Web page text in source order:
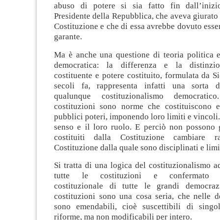
abuso di potere si sia fatto fin
Presidente della Repubblica, che aveva
Costituzione e che di essa avrebbe dovuto
garante.
Ma è anche una questione di teoria politica
democratica: la differenza e la
costituente e potere costituito, formulata da
secoli fa, rappresenta infatti una sorta
qualunque costituzionalismo
costituzioni sono norme che costituiscono
pubblici poteri, imponendo loro limiti e
senso e il loro ruolo. E perciò non possono
costituiti dalla Costituzione cambiare
Costituzione dalla quale sono disciplinati e
Si tratta di una logica del costituzionalismo
tutte le costituzioni e confermato
costituzionale di tutte le grandi
costituzioni sono una cosa seria, che nelle
sono emendabili, cioè suscettibili di
riforme, ma non modificabili per intero.